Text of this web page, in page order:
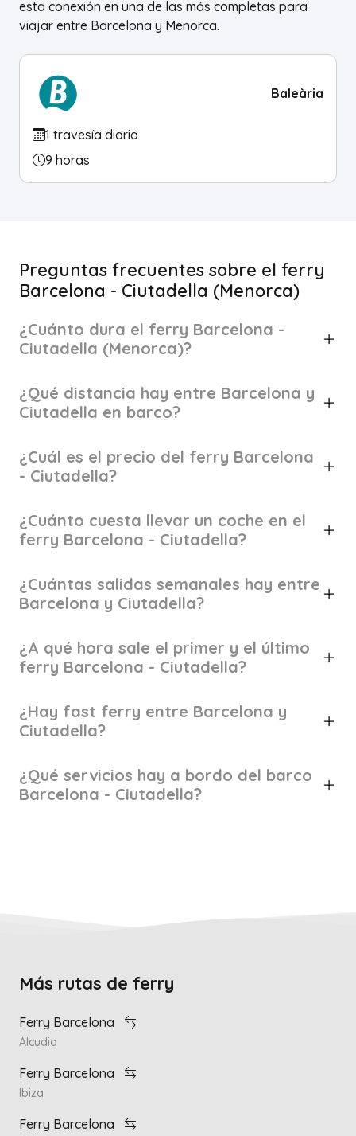
esta conexión en una de las más completas para
viajar entre Barcelona y Menorca.
Baleària
1 travesía diaria
9 horas
Preguntas frecuentes sobre el ferry
Barcelona - Ciutadella (Menorca)
¿Cuánto dura el ferry Barcelona -
Ciutadella (Menorca)?
¿Qué distancia hay entre Barcelona y
Ciutadella en barco?
¿Cuál es el precio del ferry Barcelona
- Ciutadella?
¿Cuánto cuesta llevar un coche en el
ferry Barcelona - Ciutadella?
¿Cuántas salidas semanales hay entre
Barcelona y Ciutadella?
¿A qué hora sale el primer y el último
ferry Barcelona - Ciutadella?
¿Hay fast ferry entre Barcelona y
Ciutadella?
¿Qué servicios hay a bordo del barco
Barcelona - Ciutadella?
Más rutas de ferry
Ferry Barcelona
Alcudia
Ferry Barcelona
Ibiza
Ferry Barcelona